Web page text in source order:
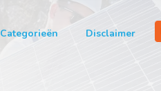
Categorieën Disclaimer